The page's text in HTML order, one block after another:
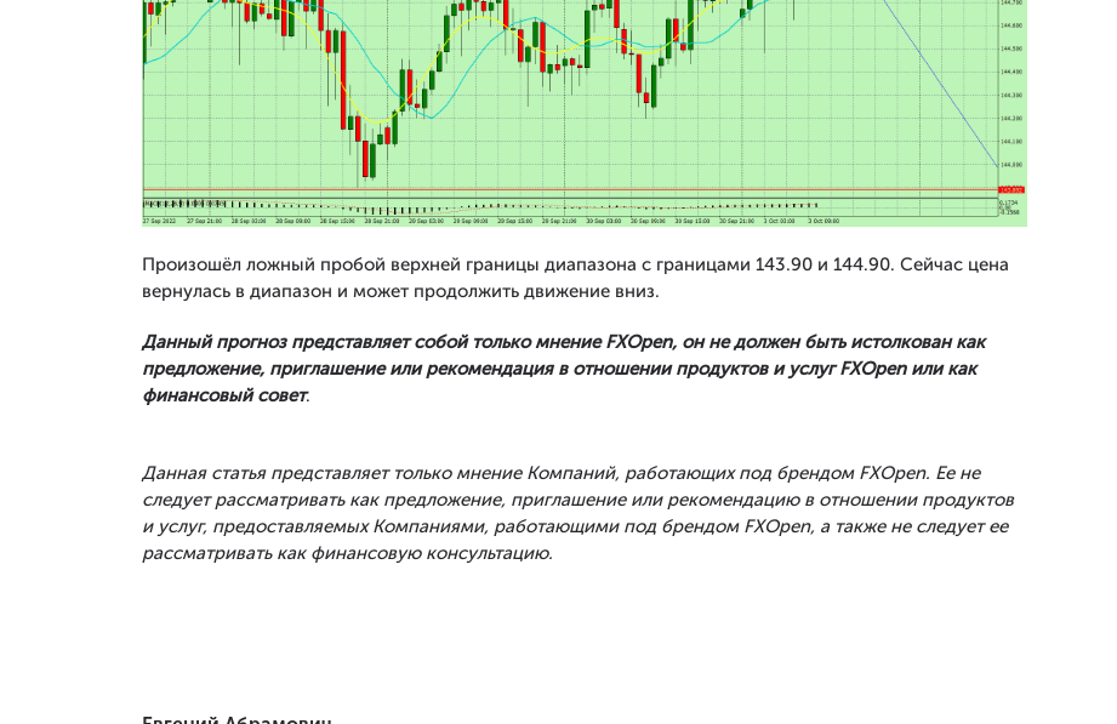
Произошёл ложный пробой верхней границы диапазона с границами 143.90 и 144.90. Сейчас цена
вернулась в диапазон и может продолжить движение вниз.
Данный прогноз представляет собой только мнение FXOpen, он не должен быть истолкован как
предложение, приглашение или рекомендация в отношении продуктов и услуг FXOpen или как
финансовый совет.
Данная статья представляет только мнение Компаний, работающих под брендом FXOpen. Ее не
следует рассматривать как предложение, приглашение или рекомендацию в отношении продуктов
и услуг, предоставляемых Компаниями, работающими под брендом FXOpen, а также не следует ее
рассматривать как финансовую консультацию.